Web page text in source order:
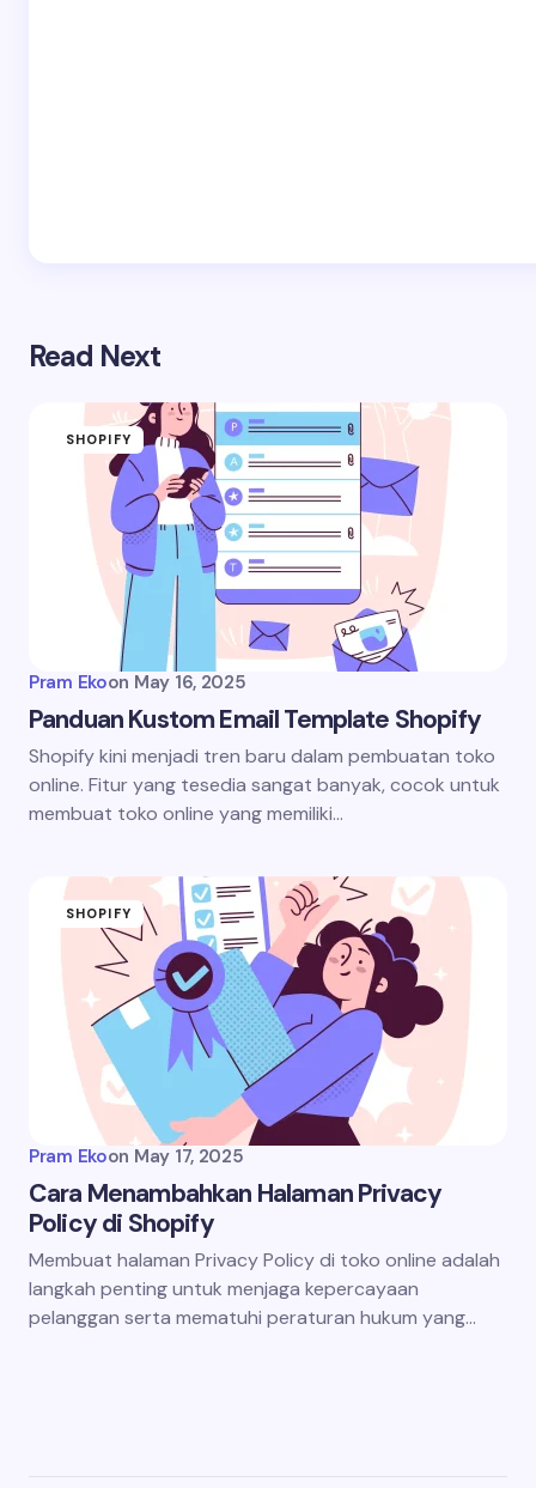
Read Next
SHOPIFY
Pram Ekoon May 16, 2025
Panduan Kustom Email Template Shopify
Shopify kini menjadi tren baru dalam pembuatan toko
online. Fitur yang tesedia sangat banyak, cocok untuk
membuat toko online yang memiliki…
SHOPIFY
Pram Ekoon May 17, 2025
Cara Menambahkan Halaman Privacy
Policy di Shopify
Membuat halaman Privacy Policy di toko online adalah
langkah penting untuk menjaga kepercayaan
pelanggan serta mematuhi peraturan hukum yang…